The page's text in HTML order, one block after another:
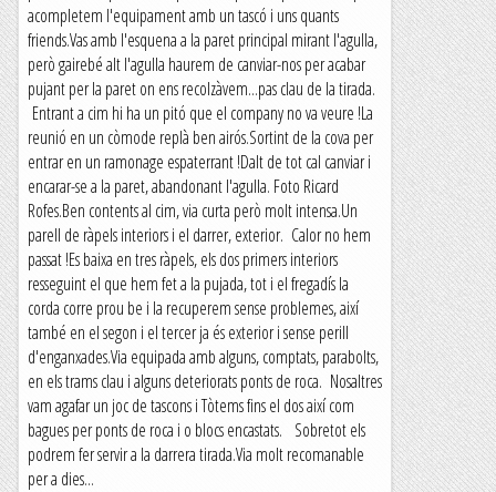
acompletem l'equipament amb un tascó i uns quants
friends.Vas amb l'esquena a la paret principal mirant l'agulla,
però gairebé alt l'agulla haurem de canviar-nos per acabar
pujant per la paret on ens recolzàvem...pas clau de la tirada.
Entrant a cim hi ha un pitó que el company no va veure !La
reunió en un còmode replà ben airós.Sortint de la cova per
entrar en un ramonage espaterrant !Dalt de tot cal canviar i
encarar-se a la paret, abandonant l'agulla. Foto Ricard
Rofes.Ben contents al cim, via curta però molt intensa.Un
parell de ràpels interiors i el darrer, exterior. Calor no hem
passat !Es baixa en tres ràpels, els dos primers interiors
resseguint el que hem fet a la pujada, tot i el fregadís la
corda corre prou be i la recuperem sense problemes, així
també en el segon i el tercer ja és exterior i sense perill
d'enganxades.Via equipada amb alguns, comptats, parabolts,
en els trams clau i alguns deteriorats ponts de roca. Nosaltres
vam agafar un joc de tascons i Tòtems fins el dos així com
bagues per ponts de roca i o blocs encastats. Sobretot els
podrem fer servir a la darrera tirada.Via molt recomanable
per a dies...